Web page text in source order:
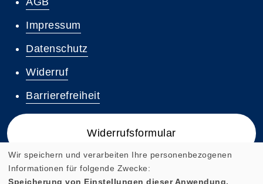
Impressum
Datenschutz
Widerruf
Barrierefreiheit
Widerrufsformular
Wir speichern und verarbeiten Ihre personenbezogenen
Informationen für folgende Zwecke:
Speicherung von Einstellungen dieser Anwendung,